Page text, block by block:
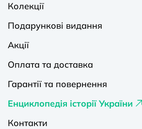
Колекції
Подарункові видання
Акції
Оплата та доставка
Гарантії та повернення
Енциклопедія історії України
Контакти